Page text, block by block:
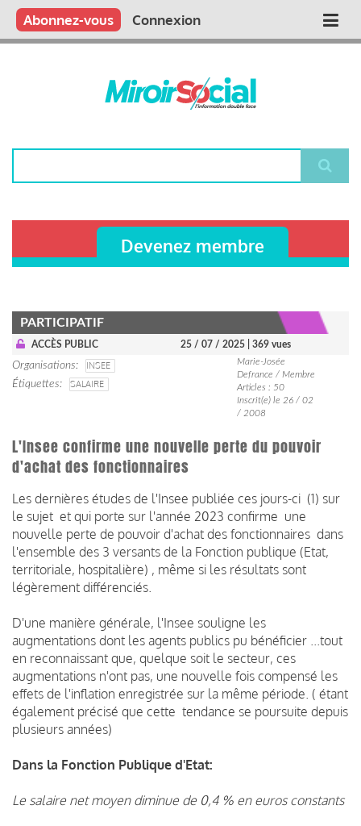
Aller
contenu
Main
Qui sommes nous ?
Vous publiez
Nous publions
Contactez-nous
Abonnez-vous Connexion
Devenez membre
PARTICIPATIF
ACCÈS PUBLIC 25 / 07 / 2025 | 369 vues
Organisations
INSEE
Étiquettes
SALAIRE
Marie-Josée
Defrance / Membre
Articles : 50
Inscrit(e) le 26 / 02
/ 2008
L'Insee confirme une nouvelle perte du pouvoir
d'achat des fonctionnaires
Les dernières études de l'Insee publiée ces jours-ci (1) sur
le sujet et qui porte sur l'année 2023 confirme une
nouvelle perte de pouvoir d'achat des fonctionnaires dans
l'ensemble des 3 versants de la Fonction publique (Etat,
territoriale, hospitalière) , même si les résultats sont
légèrement différenciés.
D'une manière générale, l'Insee souligne les
augmentations dont les agents publics pu bénéficier ...tout
en reconnaissant que, quelque soit le secteur, ces
augmentations n'ont pas, une nouvelle fois compensé les
effets de l'inflation enregistrée sur la même période. ( étant
également précisé que cette tendance se poursuite depuis
plusieurs années)
Dans la Fonction Publique d'Etat:
Le salaire net moyen diminue de 0,4 % en euros constants